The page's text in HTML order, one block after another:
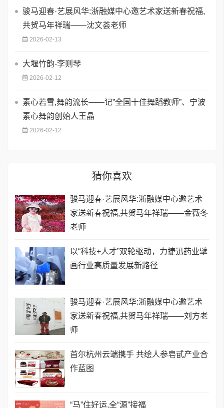
骏马迎春·艺展风华:浙融媒中心邀艺术家送新春祝福,
共贺马年祥瑞——沈文荟老师
2026-02-13
大堰竹韵-​李则琴
2026-02-12
素心若雪,舞韵流长——记”全国十佳舞蹈教师”、宁波
素心舞韵创始人王晶
2026-02-12
猜你喜欢
骏马迎春·艺展风华:浙融媒中心邀艺术
家送新春祝福,共贺马年祥瑞——金薇冬
老师
以“科技+人才”双轮驱动，力捷迅药业擘
画行业高质量发展新路径
骏马迎春·艺展风华:浙融媒中心邀艺术
家送新春祝福,共贺马年祥瑞——刘方老
师
首尔杭州云端携手 共绘人参皂甙产业合
作蓝图
​“马”住好运,全“源”接福